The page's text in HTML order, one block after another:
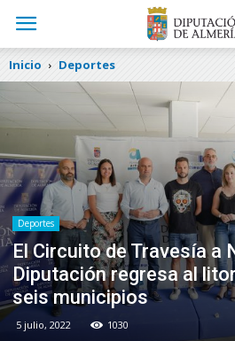
Inicio Deportes
Deportes
El Circuito de Travesía a
Diputación regresa al
seis municipios
5 julio, 2022 1030